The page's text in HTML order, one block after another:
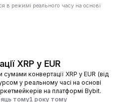
в режимі реального часу на основі
XRP у EUR
конвертації XRP у EUR (від
у реальному часі на основі
на платформі Bybit.
тому1 року тому